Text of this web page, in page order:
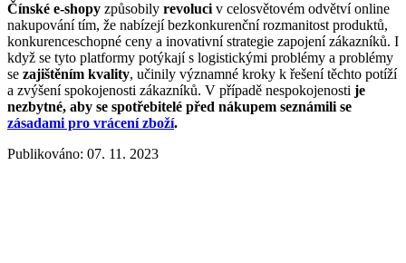
Čínské e-shopy způsobily revoluci v celosvětovém odvětví online
nakupování tím, že nabízejí bezkonkurenční rozmanitost produktů,
konkurenceschopné ceny a inovativní strategie zapojení zákazníků. I
když se tyto platformy potýkají s logistickými problémy a problémy
se zajištěním kvality, učinily významné kroky k řešení těchto potíží
a zvýšení spokojenosti zákazníků. V případě nespokojenosti je
nezbytné, aby se spotřebitelé před nákupem seznámili se
zásadami pro vrácení zboží.
Publikováno: 07. 11. 2023